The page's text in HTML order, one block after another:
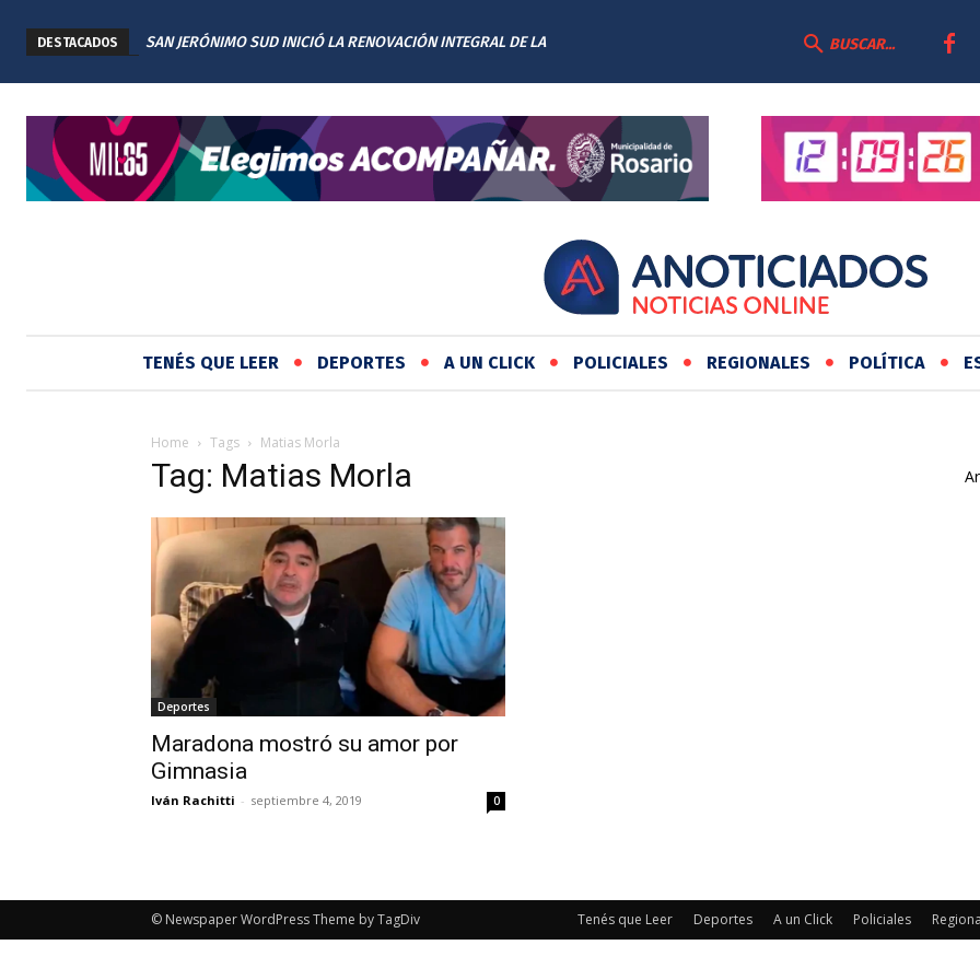
DESTACADOS
SAN JERÓNIMO SUD INICIÓ LA RENOVACIÓN INTEGRAL DE LA
BUSCAR...
TENÉS QUE LEER DEPORTES A UN CLICK POLICIALES REGIONALES POLÍTICA
Home Tags Matias Morla
Tag: Matias Morla
Deportes
Maradona mostró su amor por
Gimnasia
Iván Rachitti - septiembre 4, 2019 0
Tenés que Leer Deportes A un Click Policiales
© Newspaper WordPress Theme by TagDiv